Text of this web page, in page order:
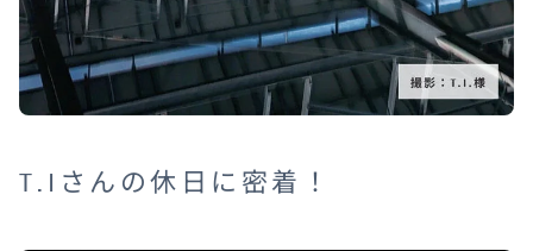
T.Iさんの休日に密着！